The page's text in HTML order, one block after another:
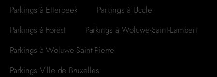
Parkings à Etterbeek
Parkings à Uccle
Parkings à Forest
Parkings à Woluwe-Saint-Lambert
Parkings à Woluwe-Saint-Pierre
Parkings Ville de Bruxelles